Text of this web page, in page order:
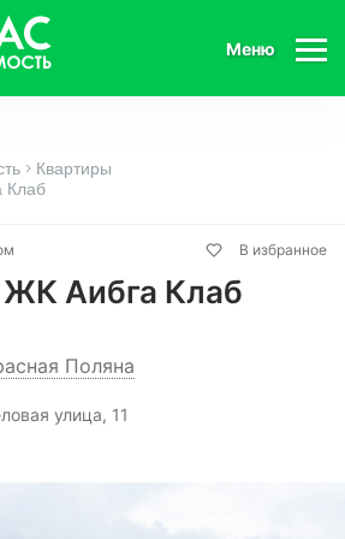
Меню
Квартиры
Клаб
В избранное
ЖК Аибга Клаб
Поляна
улица, 11